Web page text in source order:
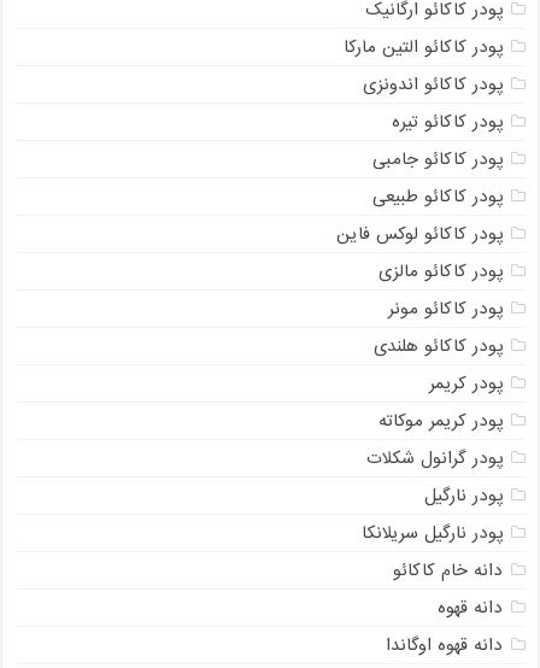
پودر کاکائو ارگانیک
پودر کاکائو التین مارکا
پودر کاکائو اندونزی
پودر کاکائو تیره
پودر کاکائو جامبی
پودر کاکائو طبیعی
پودر کاکائو لوکس فاین
پودر کاکائو مالزی
پودر کاکائو مونر
پودر کاکائو هلندی
پودر کریمر
پودر کریمر موکاته
پودر گرانول شکلات
پودر نارگیل
پودر نارگیل سریلانکا
دانه خام کاکائو
دانه قهوه
دانه قهوه اوگاندا